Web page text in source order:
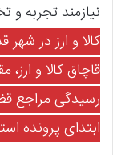
نیازمند
کالا و ارز در
قاچاق کالا و
رسیدگی مراجع
ابتدای پرونده